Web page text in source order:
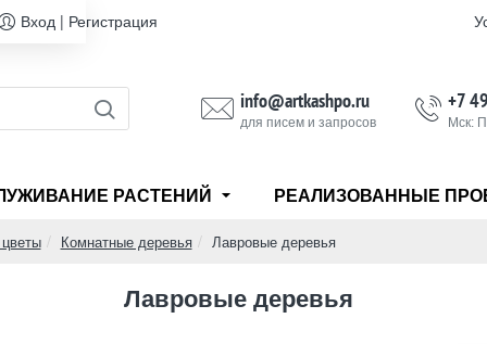
Вход | Регистрация
info@artkashpo.ru
для писем и запросов
+7
Мск:
РАСТЕНИЙ РЕАЛИЗОВАННЫЕ
Комнатные деревья Лавровые деревья
Лавровые деревья